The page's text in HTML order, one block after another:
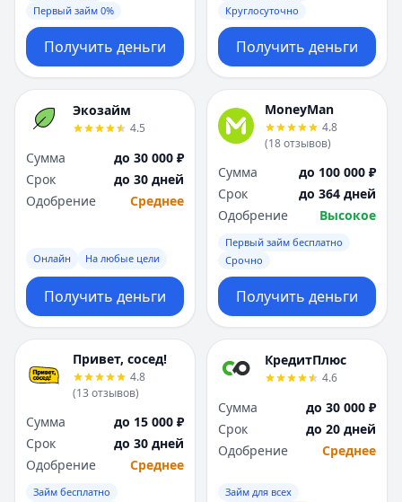
Первый займ 0%
Получить деньги
Круглосуточно
Получить деньги
Экозайм
4.5
Сумма
до 30 000 ₽
Срок
до 30 дней
Одобрение
Среднее
Онлайн На любые цели
Получить деньги
MoneyMan
4.8
(18отзывов)
Сумма
до 100 000 ₽
Срок
до 364 дней
Одобрение
Высокое
Первый займ бесплатно
Срочно
Получить деньги
Привет, сосед!
4.8
(13 отзывов)
Сумма
до 15 000 ₽
Срок
до 30 дней
Одобрение
Среднее
Займ бесплатно
КредитПлюс
4.6
Сумма
до 30 000 ₽
Срок
до 20 дней
Одобрение
Среднее
Займ для всех